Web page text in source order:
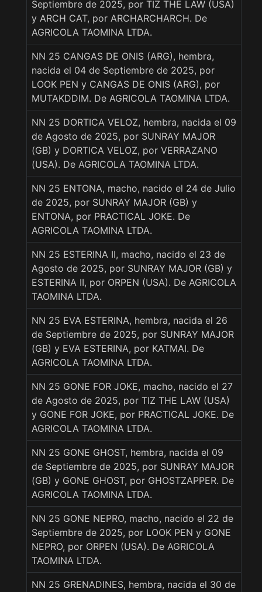
Septiembre de 2025, por TIZ THE LAW (USA)
y ARCH CAT, por ARCHARCHARCH. De
AGRICOLA TAOMINA LTDA.
NN 25 CANGAS DE ONIS (ARG), hembra,
nacida el 04 de Septiembre de 2025, por
LOOK PEN y CANGAS DE ONIS (ARG), por
MUTAKDDIM. De AGRICOLA TAOMINA LTDA.
NN 25 DORTICA VELOZ, hembra, nacida el 09
de Agosto de 2025, por SUNRAY MAJOR
(GB) y DORTICA VELOZ, por VERRAZANO
(USA). De AGRICOLA TAOMINA LTDA.
NN 25 ENTONA, macho, nacido el 24 de Julio
de 2025, por SUNRAY MAJOR (GB) y
ENTONA, por PRACTICAL JOKE. De
AGRICOLA TAOMINA LTDA.
NN 25 ESTERINA II, macho, nacido el 23 de
Agosto de 2025, por SUNRAY MAJOR (GB) y
ESTERINA II, por ORPEN (USA). De AGRICOLA
TAOMINA LTDA.
NN 25 EVA ESTERINA, hembra, nacida el 26
de Septiembre de 2025, por SUNRAY MAJOR
(GB) y EVA ESTERINA, por KATMAI. De
AGRICOLA TAOMINA LTDA.
NN 25 GONE FOR JOKE, macho, nacido el 27
de Agosto de 2025, por TIZ THE LAW (USA)
y GONE FOR JOKE, por PRACTICAL JOKE. De
AGRICOLA TAOMINA LTDA.
NN 25 GONE GHOST, hembra, nacida el 09
de Septiembre de 2025, por SUNRAY MAJOR
(GB) y GONE GHOST, por GHOSTZAPPER. De
AGRICOLA TAOMINA LTDA.
NN 25 GONE NEPRO, macho, nacido el 22 de
Septiembre de 2025, por LOOK PEN y GONE
NEPRO, por ORPEN (USA). De AGRICOLA
TAOMINA LTDA.
NN 25 GRENADINES, hembra, nacida el 30 de